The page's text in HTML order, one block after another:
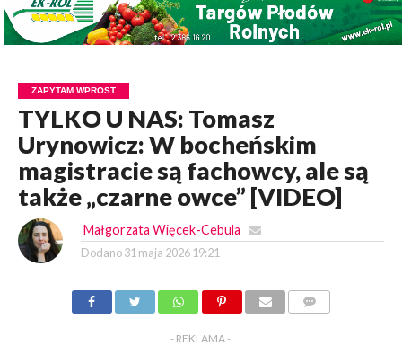
ZAPYTAM WPROST
TYLKO U NAS: Tomasz
Urynowicz: W bocheńskim
magistracie są fachowcy, ale są
także „czarne owce” [VIDEO]
Małgorzata Więcek-Cebula
Dodano 31 maja 2026 19:21
- REKLAMA -